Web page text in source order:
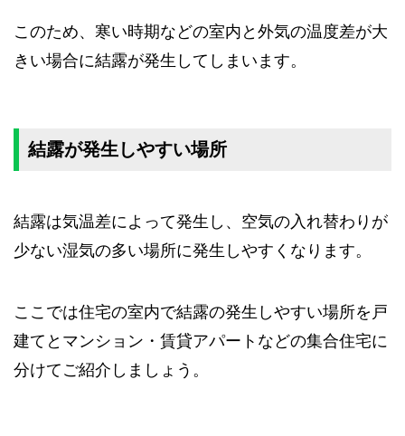
このため、寒い時期などの室内と外気の温度差が大
きい場合に結露が発生してしまいます。
結露が発生しやすい場所
結露は気温差によって発生し、空気の入れ替わりが
少ない湿気の多い場所に発生しやすくなります。
ここでは住宅の室内で結露の発生しやすい場所を戸
建てとマンション・賃貸アパートなどの集合住宅に
分けてご紹介しましょう。